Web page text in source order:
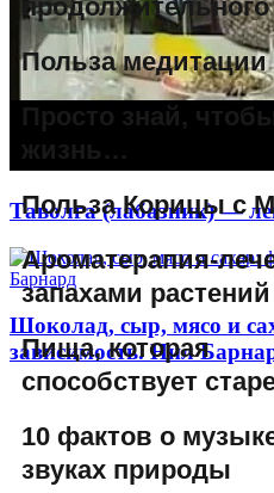
Польза медитации
Просто знай,
жизнь…
Польза Корицы с
Ароматерапия-
запахами растений
Пища, которая
способствует
10 фактов о
звуках природы
Таволга (лабазник) —
Шоколад, сыр, мясо и
зависимость. Нил